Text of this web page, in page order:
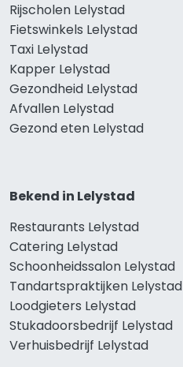
Rijscholen Lelystad
Fietswinkels Lelystad
Taxi Lelystad
Kapper Lelystad
Gezondheid Lelystad
Afvallen Lelystad
Gezond eten Lelystad
Bekend in Lelystad
Restaurants Lelystad
Catering Lelystad
Schoonheidssalon Lelystad
Tandartspraktijken Lelystad
Loodgieters Lelystad
Stukadoorsbedrijf Lelystad
Verhuisbedrijf Lelystad